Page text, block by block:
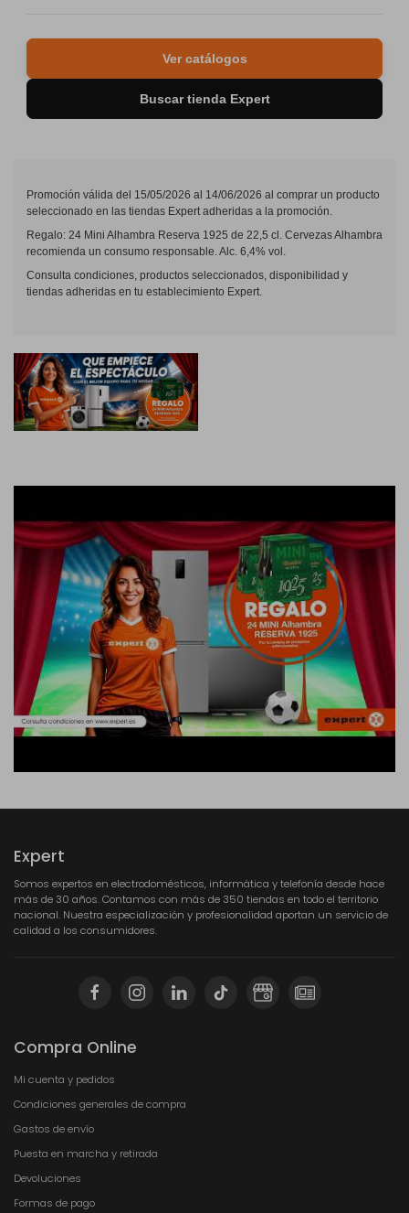
Ver catálogos
Buscar tienda Expert
Promoción válida del 15/05/2026 al 14/06/2026 al comprar un producto
seleccionado en las tiendas Expert adheridas a la promoción.
Regalo: 24 Mini Alhambra Reserva 1925 de 22,5 cl. Cervezas Alhambra
recomienda un consumo responsable. Alc. 6,4% vol.
Consulta condiciones, productos seleccionados, disponibilidad y
tiendas adheridas en tu establecimiento Expert.
Expert
Somos expertos en electrodomésticos, informática y telefonía desde hace
más de 30 años. Contamos con más de 350 tiendas en todo el territorio
nacional. Nuestra especialización y profesionalidad aportan un servicio de
calidad a los consumidores.
Compra Online
Mi cuenta y pedidos
Condiciones generales de compra
Gastos de envío
Puesta en marcha y retirada
Devoluciones
Formas de pago